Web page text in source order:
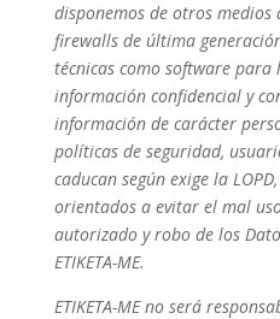
disponemos de otros medios
firewalls de última
técnicas como software
información confidencial y
información de carácter
políticas de seguridad,
caducan según exige la
orientados a evitar el mal
autorizado y robo de los
ETIKETA-ME.
ETIKETA-ME no será